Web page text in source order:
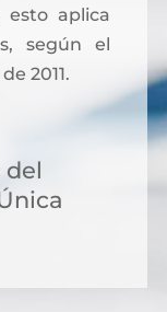
esto aplica
según el
2011.
del